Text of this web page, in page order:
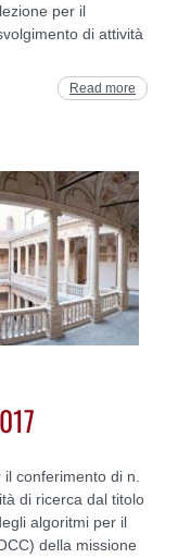
per il
di attività
Read more
conferimento di n.
di ricerca dal titolo
algoritmi per il
della missione